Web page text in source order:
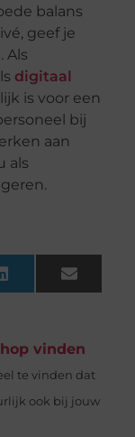
balans
geef je
Als
digitaal
is voor een
bij
aan
als
LinkedInEmail
vinden
te vinden dat
ook bij jouw